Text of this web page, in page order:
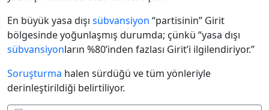
En büyük yasa dışı sübvansiyon “partisinin” Girit
bölgesinde yoğunlaşmış durumda; çünkü “yasa dışı
sübvansiyonların %80’inden fazlası Girit’i ilgilendiriyor.”
Soruşturma halen sürdüğü ve tüm yönleriyle
derinleştirildiği belirtiliyor.